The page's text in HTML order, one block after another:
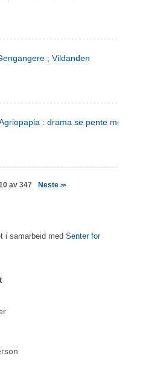
; Vildanden
: drama se pente mere
av 347 Neste >>
i samarbeid med Senter for